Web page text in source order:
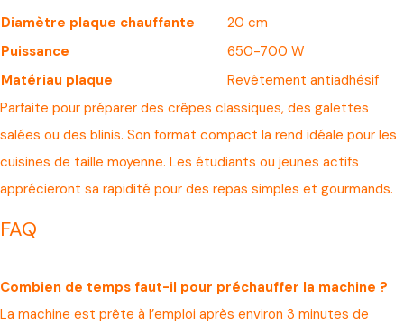
Diamètre plaque chauffante
20 cm
Puissance
650-700 W
Matériau plaque
Revêtement antiadhésif
Parfaite pour préparer des crêpes classiques, des galettes
salées ou des blinis. Son format compact la rend idéale pour les
cuisines de taille moyenne. Les étudiants ou jeunes actifs
apprécieront sa rapidité pour des repas simples et gourmands.
FAQ
Combien de temps faut-il pour préchauffer la machine ?
La machine est prête à l’emploi après environ 3 minutes de